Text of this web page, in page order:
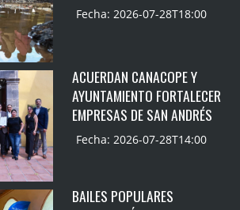
Fecha: 2026-07-28T18:00
ACUERDAN CANACOPE Y
AYUNTAMIENTO FORTALECER
EMPRESAS DE SAN ANDRÉS
Fecha: 2026-07-28T14:00
BAILES POPULARES